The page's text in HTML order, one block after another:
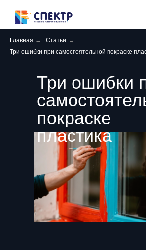
Главная → Статьи →
Три ошибки при самостоятельной покраске
Три ошибки
покраске
пластика